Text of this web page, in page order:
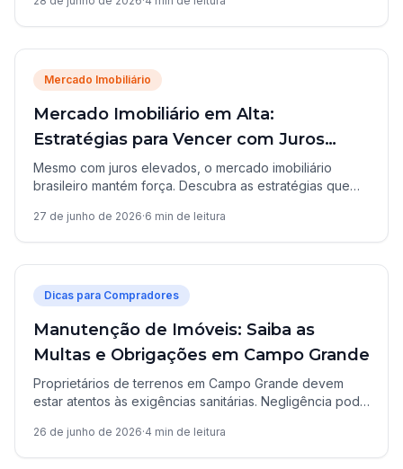
Mercado Imobiliário
Mercado Imobiliário em Alta:
Estratégias para Vencer com Juros
Elevados
Mesmo com juros elevados, o mercado imobiliário
brasileiro mantém força. Descubra as estratégias que
2026.
27 de junho de 2026·6 min de leitura
Dicas para Compradores
Manutenção de Imóveis: Saiba as
Multas e Obrigações em Campo Grande
Proprietários de terrenos em Campo Grande devem
estar atentos às exigências sanitárias. Negligência pode
26 de junho de 2026·4 min de leitura